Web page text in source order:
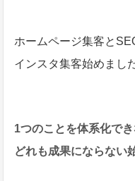
ホームページ集客と
インスタ集客始めまし
1つのことを体系化で
どれも成果にならない